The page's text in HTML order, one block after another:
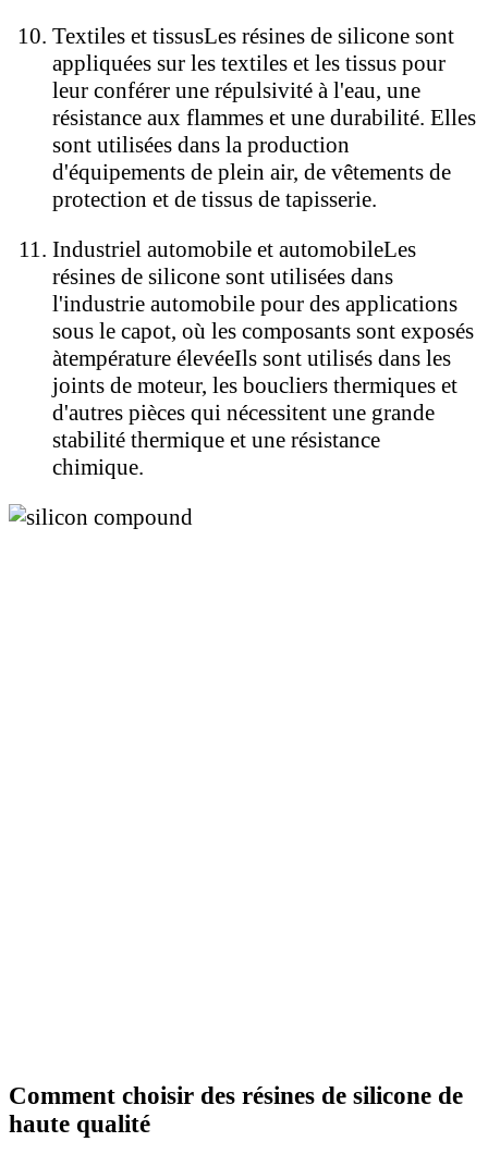
Textiles et tissusLes résines de silicone sont
appliquées sur les textiles et les tissus pour
leur conférer une répulsivité à l'eau, une
résistance aux flammes et une durabilité. Elles
sont utilisées dans la production
d'équipements de plein air, de vêtements de
protection et de tissus de tapisserie.
Industriel automobile et automobileLes
résines de silicone sont utilisées dans
l'industrie automobile pour des applications
sous le capot, où les composants sont exposés
àtempérature élevéeIls sont utilisés dans les
joints de moteur, les boucliers thermiques et
d'autres pièces qui nécessitent une grande
stabilité thermique et une résistance
chimique.
Comment choisir des résines de silicone de
haute qualité